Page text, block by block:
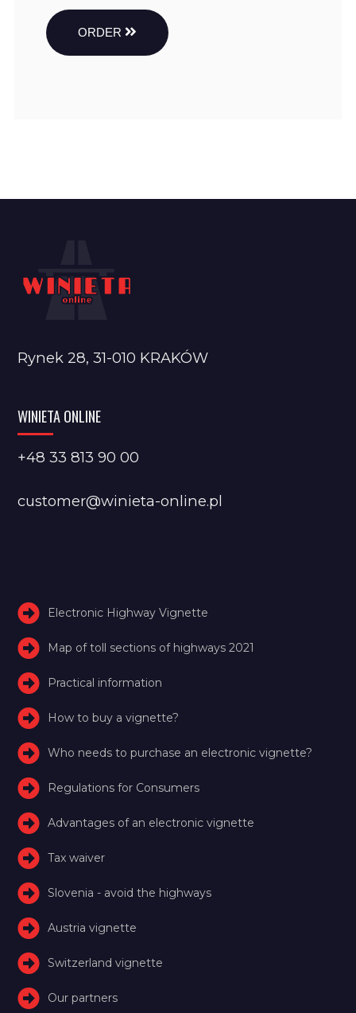
ORDER
Rynek 28, 31-010 KRAKÓW
WINIETA ONLINE
+48 33 813 90 00
customer@winieta-online.pl
Electronic Highway Vignette
Map of toll sections of highways 2021
Practical information
How to buy a vignette?
Who needs to purchase an electronic vignette?
Regulations for Consumers
Advantages of an electronic vignette
Tax waiver
Slovenia - avoid the highways
Austria vignette
Switzerland vignette
Our partners